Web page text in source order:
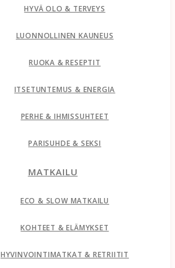
HYVÄ OLO & TERVEYS
LUONNOLLINEN KAUNEUS
RUOKA & RESEPTIT
ITSETUNTEMUS & ENERGIA
PERHE & IHMISSUHTEET
PARISUHDE & SEKSI
MATKAILU
ECO & SLOW MATKAILU
KOHTEET & ELÄMYKSET
HYVINVOINTIMATKAT & RETRIITIT